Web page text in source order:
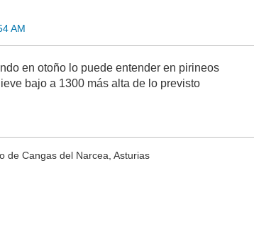
AM
en otoño lo puede entender en pirineos
bajo a 1300 más alta de lo previsto
de Cangas del Narcea, Asturias